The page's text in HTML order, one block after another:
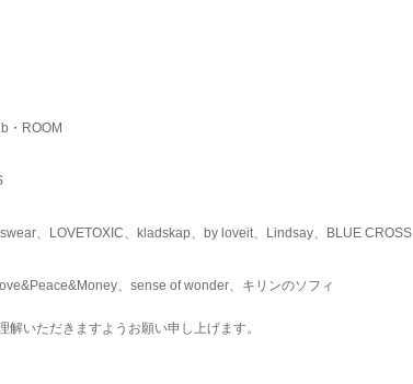
・ROOM
、LOVETOXIC、kladskap、by loveit、Lindsay、BLUE CROSS
、sense of wonder、キリンのソフィ
いただきますようお願い申し上げます。